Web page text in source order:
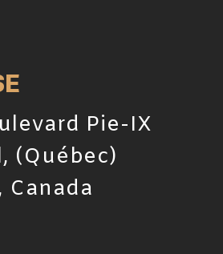
Pie-IX
(Québec)
Canada